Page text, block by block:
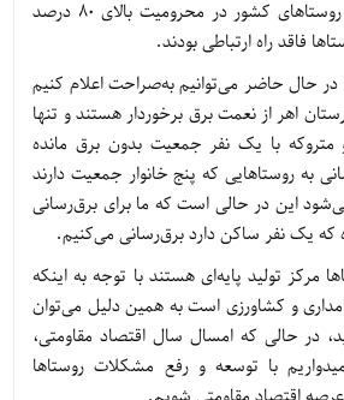
برخوردار نبودند، افزود: روستاهای کشور در محرومیت بالای 80 درصد
فاقد راه ارتباطی بودند.
در حال حاضر می‌توانیم به‌صراحت اعلام کنیم
اهر از نعمت برق برخوردار هستند و تنها
متروکه با یک نفر جمعیت بدون برق مانده
به روستاهایی که پنج خانوار جمعیت دارند
این در حالی است که ما برای برق‌رسانی
که یک نفر ساکن دارد برق‌رسانی می‌کنیم.
مرکز تولید پایه‌ای هستند با توجه به اینکه
و کشاورزی است به همین دلیل می‌توان
در حالی که امسال سال اقتصاد مقاومتی،
با توسعه و رفع مشکلات روستاها